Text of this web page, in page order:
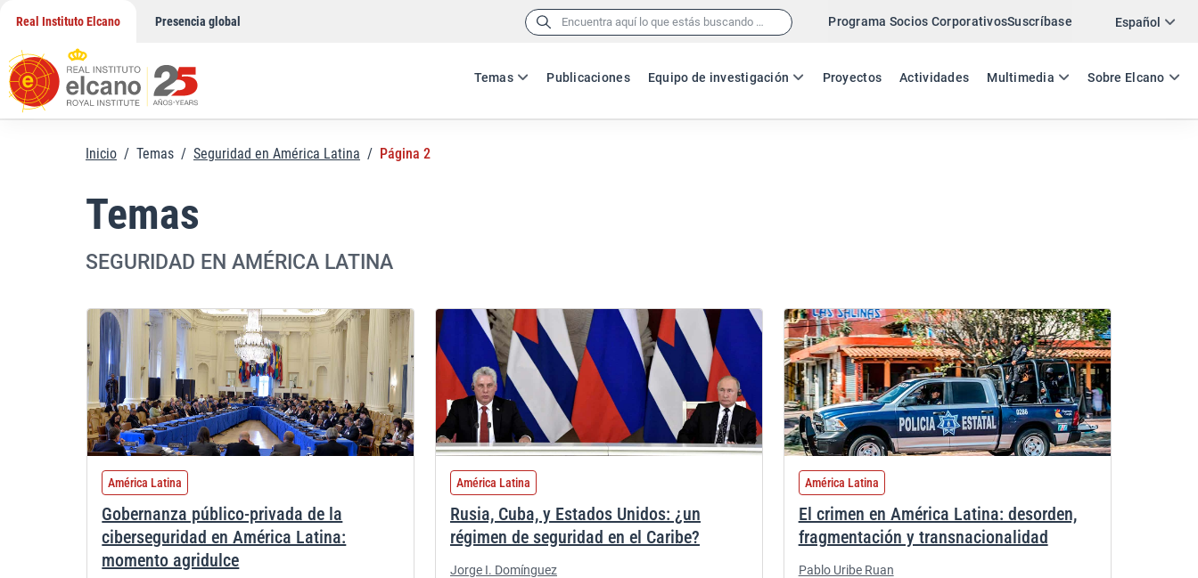
contenido
Real Instituto Elcano Presencia global Buscar: Programa Socios CorporativosSuscríbase Español
ES EN
Temas Publicaciones Equipo de investigación Proyectos Actividades Multimedia Sobre Elcano
Inicio / Temas / Seguridad en América Latina / Página 2
Temas
SEGURIDAD EN AMÉRICA LATINA
América Latina
Gobernanza público-privada de la
ciberseguridad en América Latina:
momento agridulce
América Latina
Rusia, Cuba, y Estados Unidos: ¿un
régimen de seguridad en el Caribe?
Jorge I. Domínguez
América Latina
El crimen en América Latina: desorden,
fragmentación y transnacionalidad
Pablo Uribe Ruan